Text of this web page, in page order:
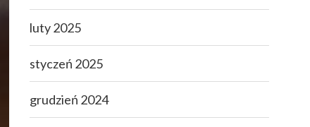
luty 2025
styczeń 2025
grudzień 2024